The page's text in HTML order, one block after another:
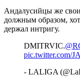
Андалусийцы же
должным образом,
держал интригу.
DMITR️VIC.
pic.twitter.com/
- LALIGA